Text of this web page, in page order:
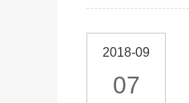
2018-09
07